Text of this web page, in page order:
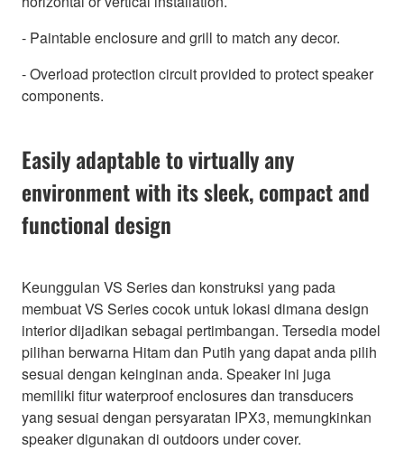
- Paintable enclosure and grill to match any decor.
- Overload protection circuit provided to protect speaker
components.
Easily adaptable to virtually any
environment with its sleek, compact and
functional design
Keunggulan VS Series dan konstruksi yang pada
membuat VS Series cocok untuk lokasi dimana design
interior dijadikan sebagai pertimbangan. Tersedia model
pilihan berwarna Hitam dan Putih yang dapat anda pilih
sesuai dengan keinginan anda. Speaker ini juga
memiliki fitur waterproof enclosures dan transducers
yang sesuai dengan persyaratan IPX3, memungkinkan
speaker digunakan di outdoors under cover.